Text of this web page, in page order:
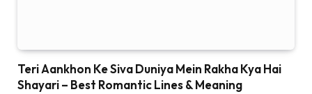
Teri Aankhon Ke Siva Duniya Mein Rakha Kya Hai
Shayari – Best Romantic Lines & Meaning